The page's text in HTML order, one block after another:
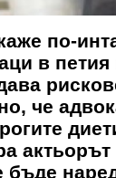
по-
в
че
бъде